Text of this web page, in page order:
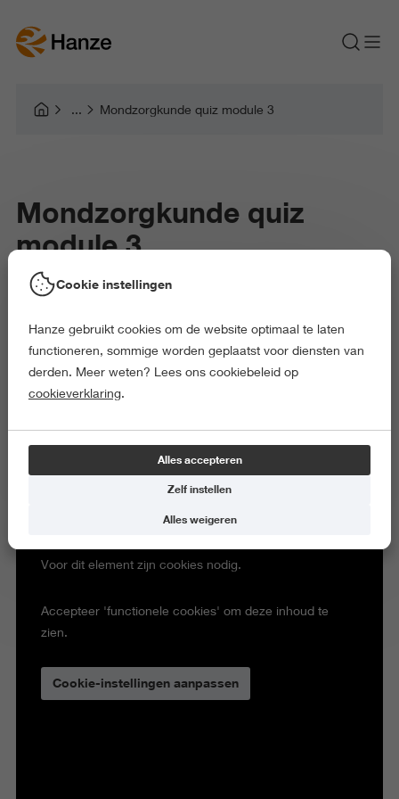
Mondzorgkunde quiz module 3
Mondzorgkunde quiz
module 3
Voor dit element zijn cookies nodig.
Accepteer 'functionele cookies' om deze inhoud te
zien.
Cookie-instellingen aanpassen
Cookie instellingen
Hanze gebruikt cookies om de website optimaal te laten
functioneren, sommige worden geplaatst voor diensten van
derden. Meer weten? Lees ons cookiebeleid op
cookieverklaring.
Alles accepteren
Zelf instellen
Alles weigeren